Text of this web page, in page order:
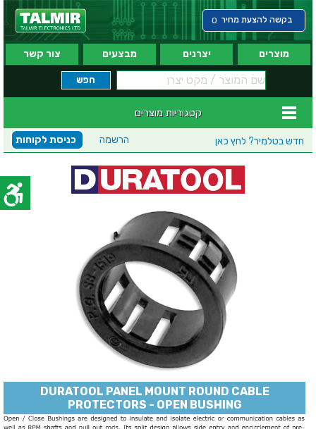
בקשה להצעת מחיר 0
מוצרים יצרנים מבצעים צור קשר
קטגוריות מוצרים
חדש בטלמיר? לחץ כאן כניסת לקוחות הרשמה
DURATOOL PANEL MOUNT ROUND CABLE
PROTECTORS - OPEN BUSHING